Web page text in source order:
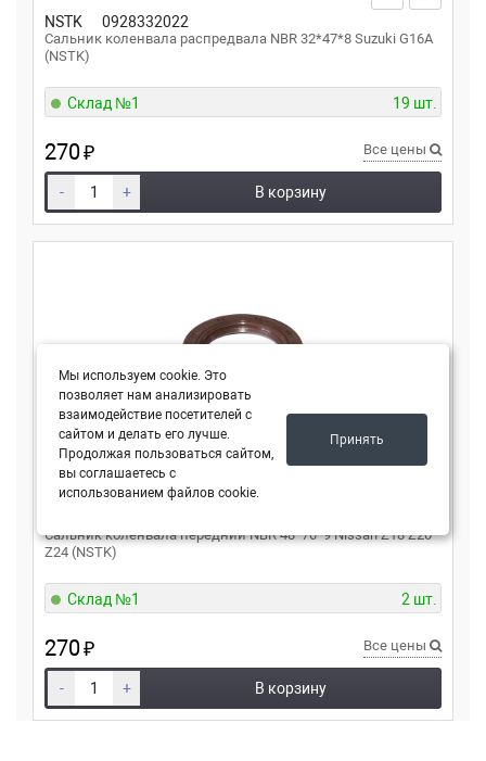
NSTK 0928332022
Сальник коленвала распредвала NBR 32*47*8 Suzuki G16A
(NSTK)
Склад №1 19 шт.
270₽ Все цены
- + В корзину
Сальник коленвала передний NBR 48*70*9 Nissan Z18 Z20
Z24 (NSTK)
Склад №1 2 шт.
270₽ Все цены
- + В корзину
Мы используем cookie. Это
позволяет нам анализировать
взаимодействие посетителей с
сайтом и делать его лучше.
Продолжая пользоваться сайтом,
вы соглашаетесь с
использованием файлов cookie.
Принять